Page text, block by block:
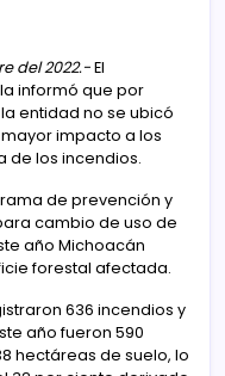
del 2022.-El
informó que por
entidad no se ubicó
impacto a los
de los incendios.
de prevención y
cambio de uso de
año Michoacán
forestal afectada.
636 incendios y
año fueron 590
hectáreas de suelo, lo